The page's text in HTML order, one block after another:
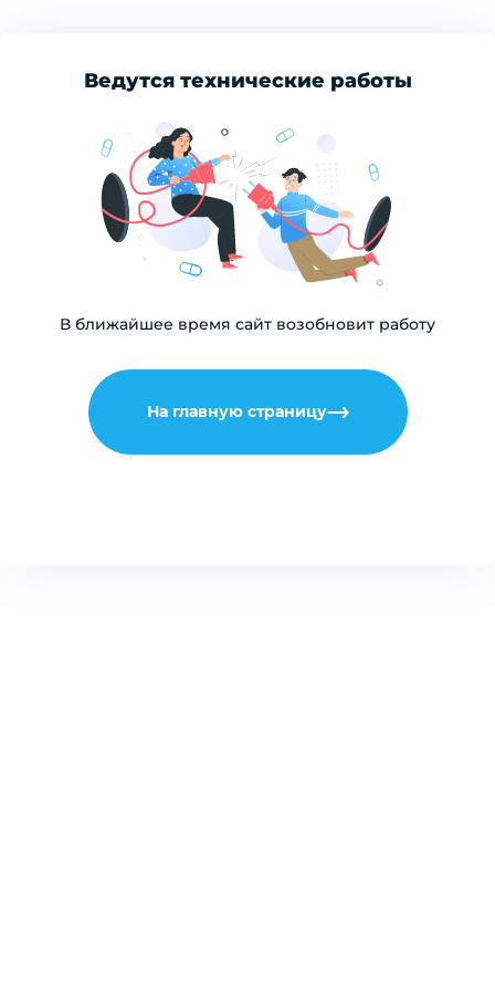
Ведутся технические работы
В ближайшее время сайт возобновит работу
На главную страницу